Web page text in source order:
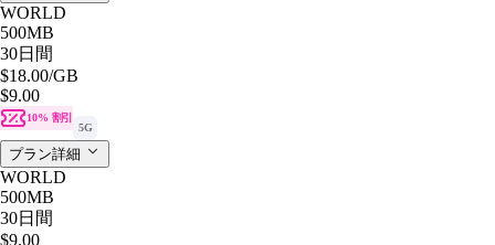
WORLD
500MB
30日間
$18.00/GB
$9.00
10% 割引
5G
プラン詳細
WORLD
500MB
30日間
$9.00